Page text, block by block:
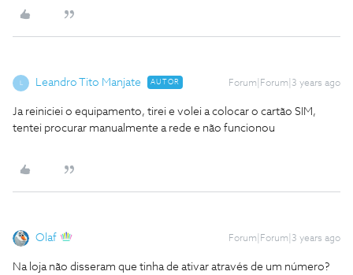
Leandro Tito Manjate AUTOR Forum|Forum|3 years ago
Ja reiniciei o equipamento, tirei e volei a colocar o cartão SIM,
tentei procurar manualmente a rede e não funcionou
Olaf Forum|Forum|3 years ago
Na loja não disseram que tinha de ativar através de um número?